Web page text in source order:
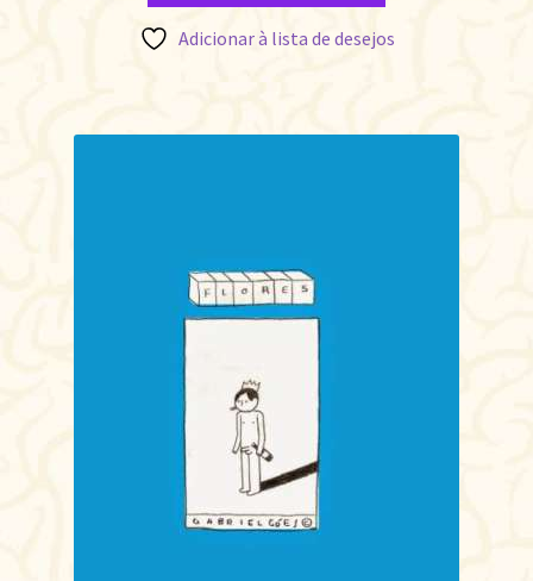
Adicionar à lista de desejos